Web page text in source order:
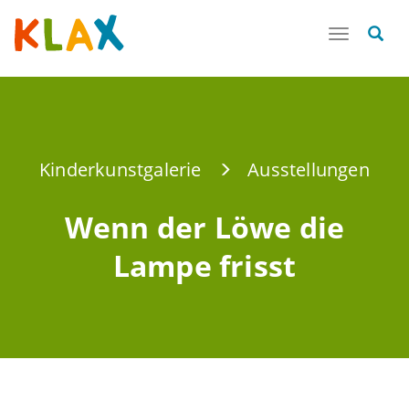
Toggle
Kinderkunstgalerie Ausstellungen
Wenn der Löwe die
Lampe frisst